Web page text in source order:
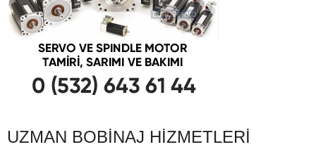
UZMAN BOBINAJ HIZMETLERI